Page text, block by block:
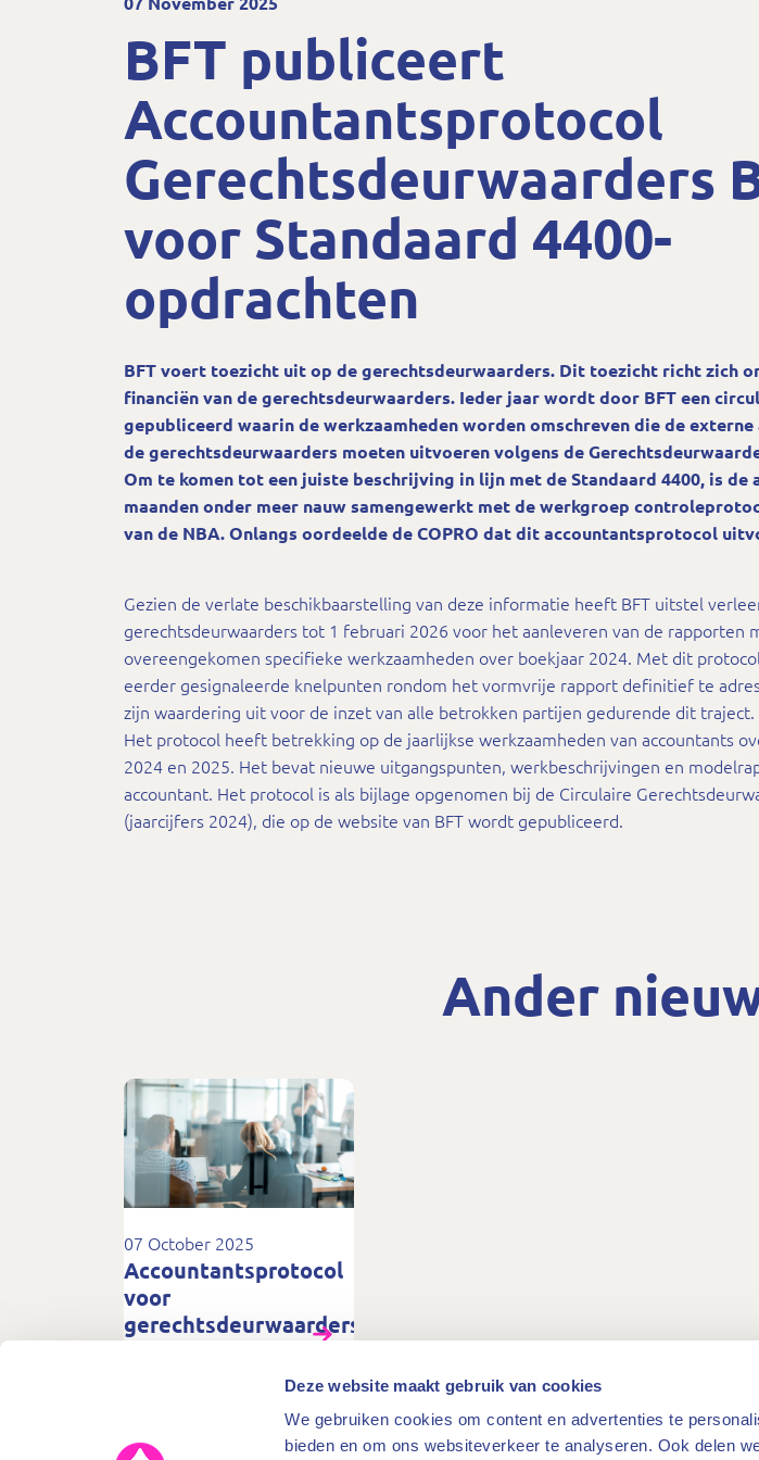
Deze website maakt gebruik van cookies
We gebruiken cookies om content en advertenties te
bieden en om ons websiteverkeer te analyseren. Ook delen
BFT publiceert
Accountantsprotocol
Gerechtsdeurwaarders
voor Standaard 4400-
opdrachten
BFT voert toezicht uit op de gerechtsdeurwaarders. Dit toezicht richt zich
financiën van de gerechtsdeurwaarders. Ieder jaar wordt door BFT een
gepubliceerd waarin de werkzaamheden worden omschreven die de
de gerechtsdeurwaarders moeten uitvoeren volgens de
Om te komen tot een juiste beschrijving in lijn met de Standaard 4400, is de
maanden onder meer nauw samengewerkt met de werkgroep
van de NBA. Onlangs oordeelde de COPRO dat dit accountantsprotocol
Gezien de verlate beschikbaarstelling van deze informatie heeft BFT uitstel
gerechtsdeurwaarders tot 1 februari 2026 voor het aanleveren van de rapporten
overeengekomen specifieke werkzaamheden over boekjaar 2024. Met dit
eerder gesignaleerde knelpunten rondom het vormvrije rapport definitief te
zijn waardering uit voor de inzet van alle betrokken partijen gedurende dit traject.
Het protocol heeft betrekking op de jaarlijkse werkzaamheden van accountants
2024 en 2025. Het bevat nieuwe uitgangspunten, werkbeschrijvingen en
accountant. Het protocol is als bijlage opgenomen bij de Circulaire
(jaarcijfers 2024), die op de website van BFT wordt gepubliceerd.
Ander
07 October 2025
Accountantsprotocol
voor
gerechtsdeurwaarders
Meer nieuws